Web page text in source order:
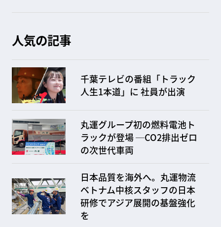
人気の記事
千葉テレビの番組「トラック
人生1本道」に 社員が出演
丸運グループ初の燃料電池ト
ラックが登場─CO2排出ゼロ
の次世代車両
日本品質を海外へ。丸運物流
ベトナム中核スタッフの日本
研修でアジア展開の基盤強化
を